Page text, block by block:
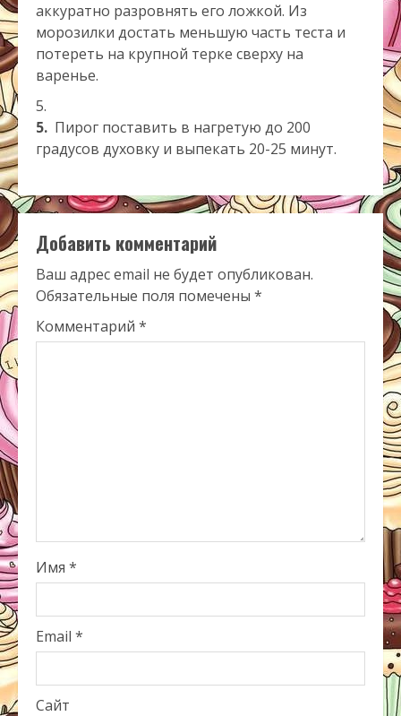
аккуратно разровнять его ложкой. Из
морозилки достать меньшую часть теста и
потереть на крупной терке сверху на
варенье.
5. Пирог поставить в нагретую до 200
градусов духовку и выпекать 20-25 минут.
Добавить комментарий
Ваш адрес email не будет опубликован.
Обязательные поля помечены *
Комментарий *
Имя *
Email *
Сайт